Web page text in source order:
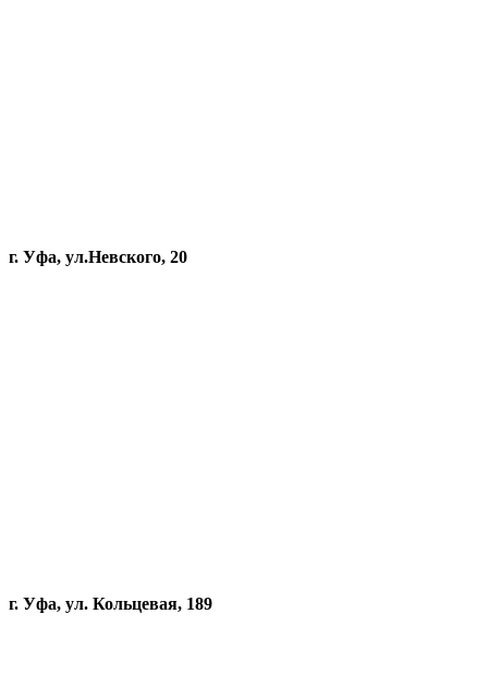
г. Уфа, ул.Невского, 20
г. Уфа, ул. Кольцевая, 189